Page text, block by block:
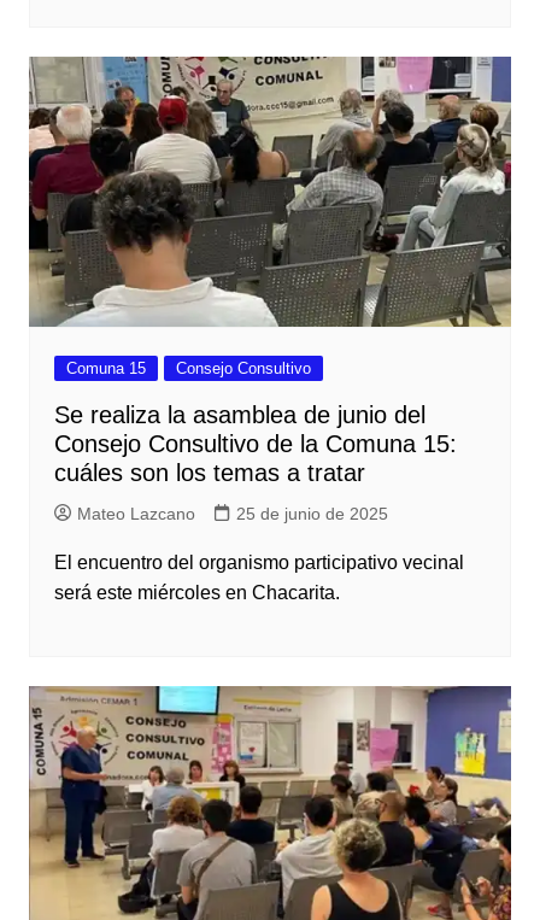
Comuna 15 Consejo Consultivo
Se realiza la asamblea de junio del
Consejo Consultivo de la Comuna 15:
cuáles son los temas a tratar
Mateo Lazcano 25 de junio de 2025
El encuentro del organismo participativo vecinal
será este miércoles en Chacarita.